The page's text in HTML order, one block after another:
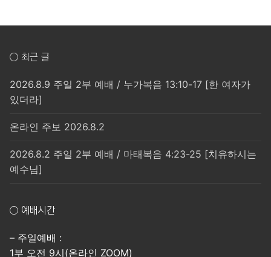
○ 최근 글
2026.8.9 주일 2부 예배 / 누가복음 13:10-17 [한 여자가
있더라]
온라인 주보 2026.8.2
2026.8.2 주일 2부 예배 / 마태복음 4:23-25 [치유하시는
예수님]
○ 예배시간
– 주일예배 :
1부 오전 9시(온라인 ZOOM)